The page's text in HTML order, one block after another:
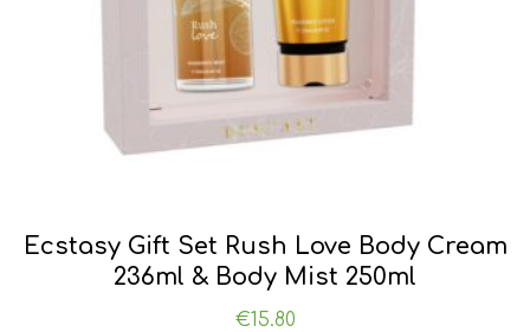
Ecstasy Gift Set Rush Love Body Cream
236ml & Body Mist 250ml
€15.80